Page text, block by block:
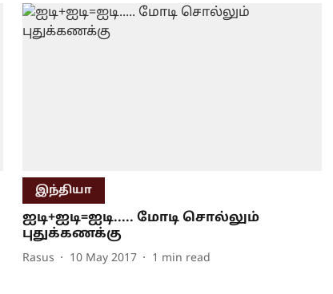
இந்தியா
ஐடி+ஐடி=ஐடி..... மோடி சொல்லும்
புதுக்கணக்கு
Rasus 10 May 2017 1 min read